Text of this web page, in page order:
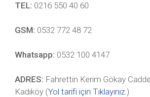
TEL: 0216 550 40 60
GSM: 0532 772 48 72
Whatsapp: 0532 100 4147
ADRES: Fahrettin Kerim Gökay
Kadıköy (Yol tarifi için Tıklayınız.)